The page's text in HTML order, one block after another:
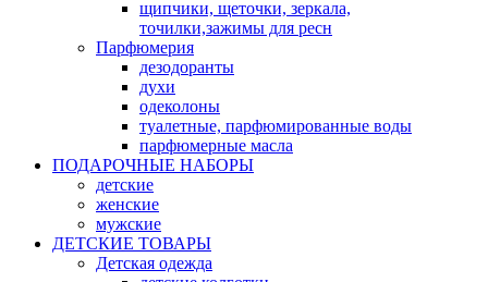
щипчики, щеточки, зеркала,
точилки,зажимы для ресн
Парфюмерия
дезодоранты
духи
одеколоны
туалетные, парфюмированные воды
парфюмерные масла
ПОДАРОЧНЫЕ НАБОРЫ
детские
женские
мужские
ДЕТСКИЕ ТОВАРЫ
Детская одежда